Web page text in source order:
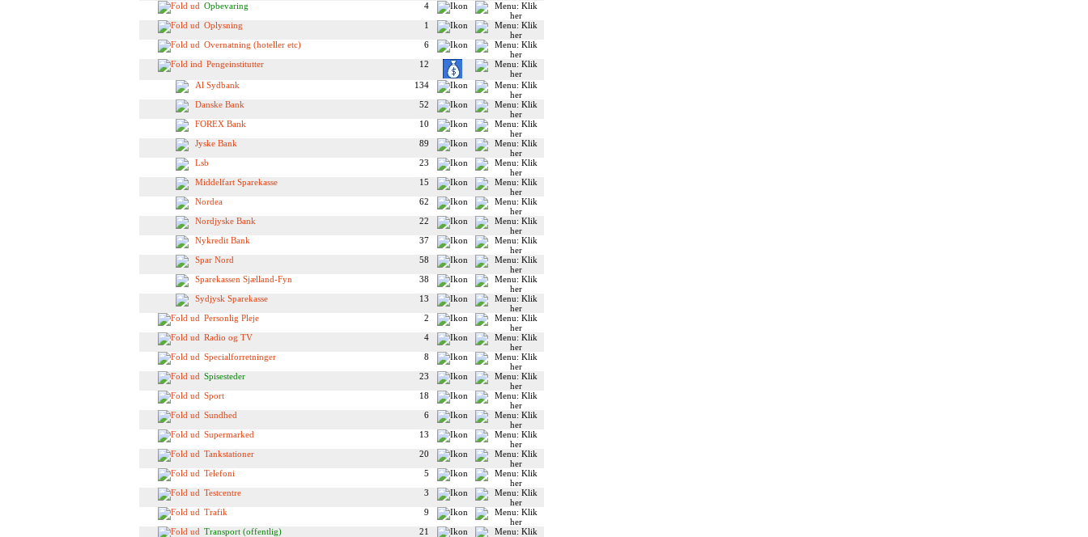
Opbevaring
4
Oplysning
1
Overnatning (hoteller etc)
6
Pengeinstitutter
12
Al Sydbank
134
Danske Bank
52
FOREX Bank
10
Jyske Bank
89
Lsb
23
Middelfart Sparekasse
15
Nordea
62
Nordjyske Bank
22
Nykredit Bank
37
Spar Nord
58
Sparekassen Sjælland-Fyn
38
Sydjysk Sparekasse
13
Personlig Pleje
2
Radio og TV
4
Specialforretninger
8
Spisesteder
23
Sport
18
Sundhed
6
Supermarked
13
Tankstationer
20
Telefoni
5
Testcentre
3
Trafik
9
Transport (offentlig)
21